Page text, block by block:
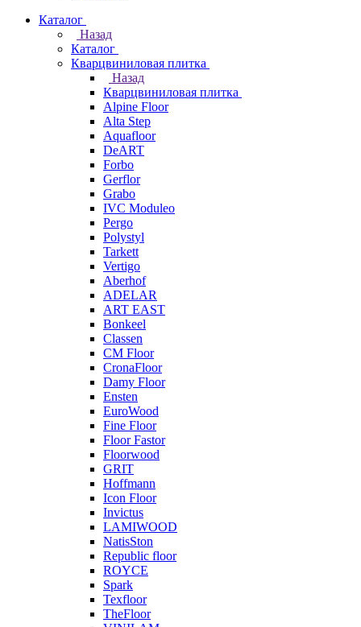
Каталог
Назад
Каталог
Кварцвиниловая плитка
Назад
Кварцвиниловая плитка
Alpine Floor
Alta Step
Aquafloor
DeART
Forbo
Gerflor
Grabo
IVC Moduleo
Pergo
Polystyl
Tarkett
Vertigo
Aberhof
ADELAR
ART EAST
Bonkeel
Classen
CM Floor
CronaFloor
Damy Floor
Ensten
EuroWood
Fine Floor
Floor Fastor
Floorwood
GRIT
Hoffmann
Icon Floor
Invictus
LAMIWOOD
NatisSton
Republic floor
ROYCE
Spark
Texfloor
TheFloor